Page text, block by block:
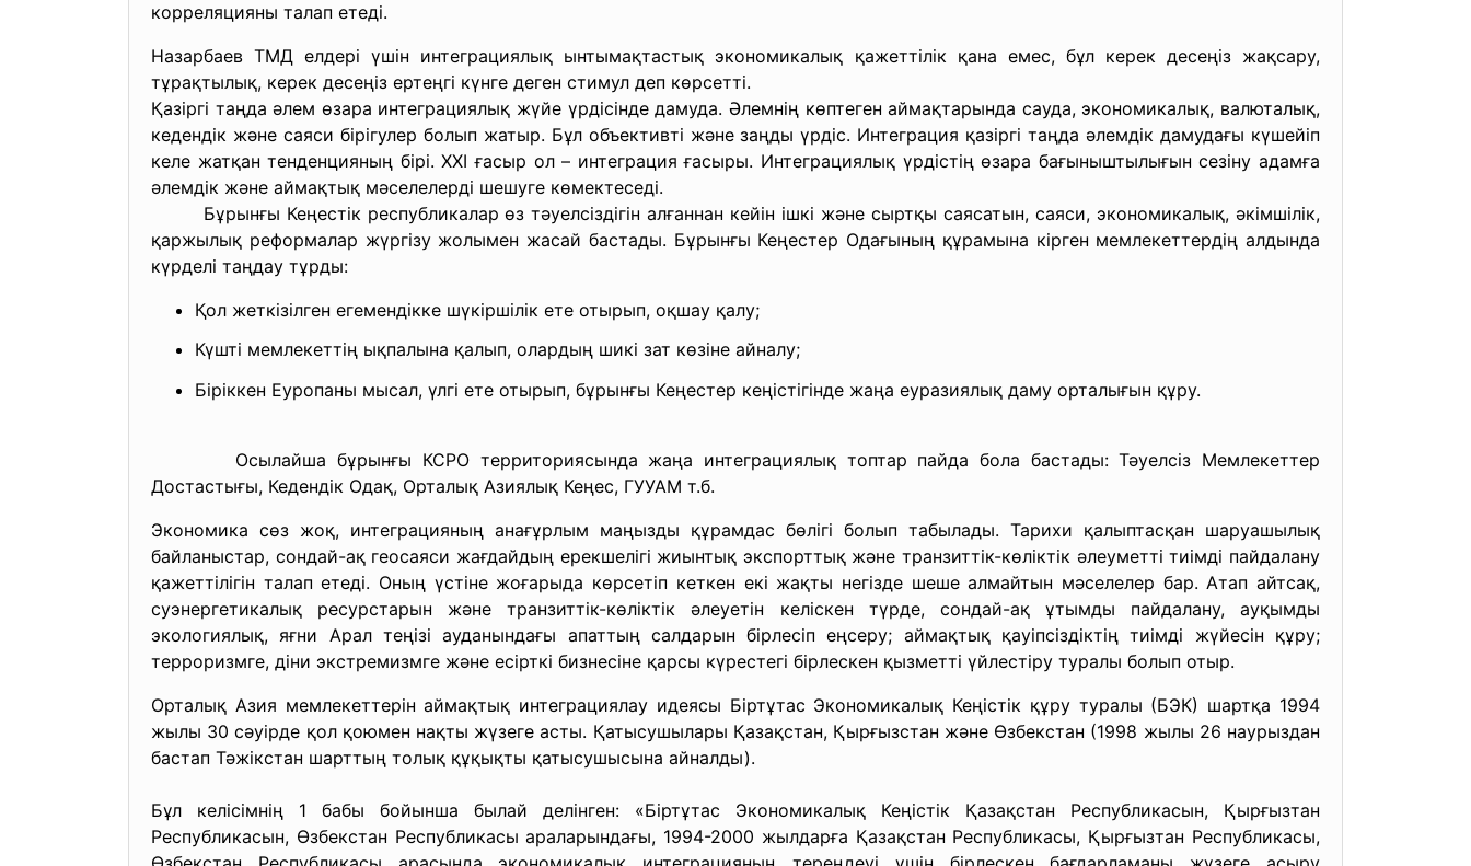
корреляцияны талап етеді.
Назарбаев ТМД елдері үшін интеграциялық ынтымақтастық экономикалық қажеттілік қана емес, бұл керек десеңіз жақсару,
тұрақтылық, керек десеңіз ертеңгі күнге деген стимул деп көрсетті.
Қазіргі таңда әлем өзара интеграциялық жүйе үрдісінде дамуда. Әлемнің көптеген аймақтарында сауда, экономикалық, валюталық,
кедендік және саяси бірігулер болып жатыр. Бұл объективті және заңды үрдіс. Интеграция қазіргі таңда әлемдік дамудағы күшейіп
келе жатқан тенденцияның бірі. XXІ ғасыр ол – интеграция ғасыры. Интеграциялық үрдістің өзара бағыныштылығын сезіну адамға
әлемдік және аймақтық мәселелерді шешуге көмектеседі.
Бұрынғы Кеңестік республикалар өз тәуелсіздігін алғаннан кейін ішкі және сыртқы саясатын, саяси, экономикалық, әкімшілік,
қаржылық реформалар жүргізу жолымен жасай бастады. Бұрынғы Кеңестер Одағының құрамына кірген мемлекеттердің алдында
күрделі таңдау тұрды:
Қол жеткізілген егемендікке шүкіршілік ете отырып, оқшау қалу;
Күшті мемлекеттің ықпалына қалып, олардың шикі зат көзіне айналу;
Біріккен Еуропаны мысал, үлгі ете отырып, бұрынғы Кеңестер кеңістігінде жаңа еуразиялық даму орталығын құру.
Осылайша бұрынғы КСРО территориясында жаңа интеграциялық топтар пайда бола бастады: Тәуелсіз Мемлекеттер
Достастығы, Кедендік Одақ, Орталық Азиялық Кеңес, ГУУАМ т.б.
Экономика сөз жоқ, интеграцияның анағұрлым маңызды құрамдас бөлігі болып табылады. Тарихи қалыптасқан шаруашылық
байланыстар, сондай-ақ геосаяси жағдайдың ерекшелігі жиынтық экспорттық және транзиттік-көліктік әлеуметті тиімді пайдалану
қажеттілігін талап етеді. Оның үстіне жоғарыда көрсетіп кеткен екі жақты негізде шеше алмайтын мәселелер бар. Атап айтсақ,
суэнергетикалық ресурстарын және транзиттік-көліктік әлеуетін келіскен түрде, сондай-ақ ұтымды пайдалану, ауқымды
экологиялық, яғни Арал теңізі ауданындағы апаттың салдарын бірлесіп еңсеру; аймақтық қауіпсіздіктің тиімді жүйесін құру;
терроризмге, діни экстремизмге және есірткі бизнесіне қарсы күрестегі бірлескен қызметті үйлестіру туралы болып отыр.
Орталық Азия мемлекеттерін аймақтық интеграциялау идеясы Біртұтас Экономикалық Кеңістік құру туралы (БЭК) шартқа 1994
жылы 30 сәуірде қол қоюмен нақты жүзеге асты. Қатысушылары Қазақстан, Қырғызстан және Өзбекстан (1998 жылы 26 наурыздан
бастап Тәжікстан шарттың толық құқықты қатысушысына айналды).
Бұл келісімнің 1 бабы бойынша былай делінген: «Біртұтас Экономикалық Кеңістік Қазақстан Республикасын, Қырғызтан
Республикасын, Өзбекстан Республикасы араларындағы, 1994-2000 жылдарға Қазақстан Республикасы, Қырғызтан Республикасы,